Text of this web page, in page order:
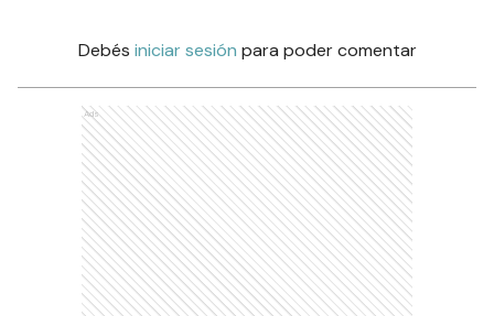
Debés iniciar sesión para poder comentar
Ads